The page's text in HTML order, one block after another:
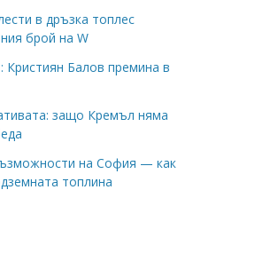
в дръзка топлес
брой на W
Кристиян Балов премина в
защо Кремъл няма
на София — как
топлина